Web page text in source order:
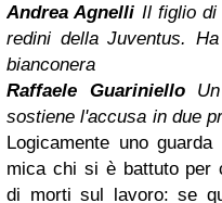
Andrea Agnelli Il figlio di
redini della Juventus.
bianconera
Raffaele GuarinielloUn
sostiene l'accusa in due
Logicamente uno
mica chi si è battuto per
di morti sul lavoro: se